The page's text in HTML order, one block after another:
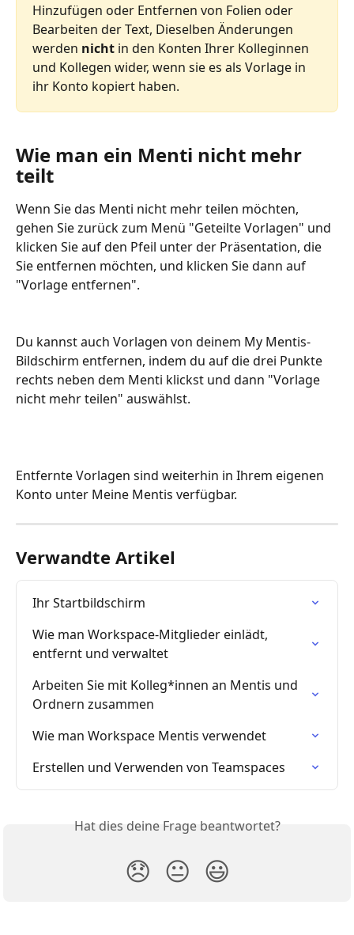
Hinzufügen oder Entfernen von Folien oder
Bearbeiten der Text, Dieselben Änderungen
werden nicht in den Konten Ihrer Kolleginnen
und Kollegen wider, wenn sie es als Vorlage in
ihr Konto kopiert haben.
Wie man ein Menti nicht mehr
teilt
Wenn Sie das Menti nicht mehr teilen möchten,
gehen Sie zurück zum Menü "Geteilte Vorlagen" und
klicken Sie auf den Pfeil unter der Präsentation, die
Sie entfernen möchten, und klicken Sie dann auf
"Vorlage entfernen".
Du kannst auch Vorlagen von deinem My Mentis-
Bildschirm entfernen, indem du auf die drei Punkte
rechts neben dem Menti klickst und dann "Vorlage
nicht mehr teilen" auswählst.
Entfernte Vorlagen sind weiterhin in Ihrem eigenen
Konto unter Meine Mentis verfügbar.
Verwandte Artikel
Ihr Startbildschirm
Wie man Workspace-Mitglieder einlädt,
entfernt und verwaltet
Arbeiten Sie mit Kolleg*innen an Mentis und
Ordnern zusammen
Wie man Workspace Mentis verwendet
Erstellen und Verwenden von Teamspaces
Hat dies deine Frage beantwortet?
😞 😐 😃